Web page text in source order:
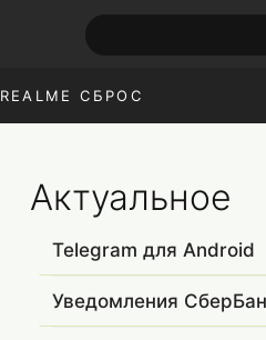
REALME СБРОС
Актуальное
Telegram для Android
Уведомления